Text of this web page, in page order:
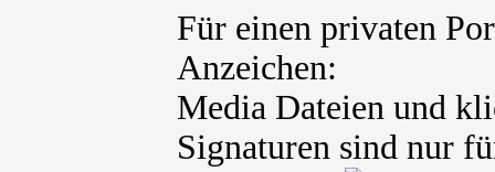
Für einen privaten
Anzeichen:
Media Dateien und
Signaturen sind nur